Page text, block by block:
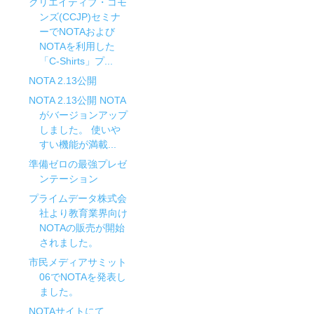
ンズ(CCJP)セミナ
ーでNOTAおよび
NOTAを利用した
「C-Shirts」プ...
NOTA 2.13公開
NOTA 2.13公開 NOTA
がバージョンアップ
しました。 使いや
すい機能が満載...
準備ゼロの最強プレゼ
ンテーション
プライムデータ株式会
社より教育業界向け
NOTAの販売が開始
されました。
市民メディアサミット
06でNOTAを発表し
ました。
NOTAサイトにて